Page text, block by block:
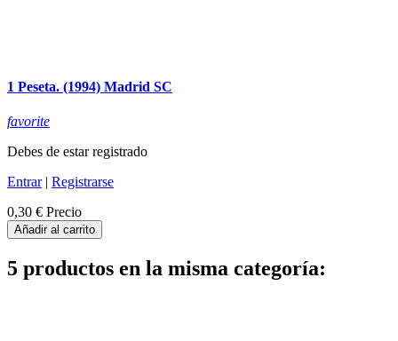
1 Peseta. (1994) Madrid SC
favorite
Debes de estar registrado
Entrar| Registrarse
0,30 € Precio
Añadir al carrito
5 productos en la misma categoría: